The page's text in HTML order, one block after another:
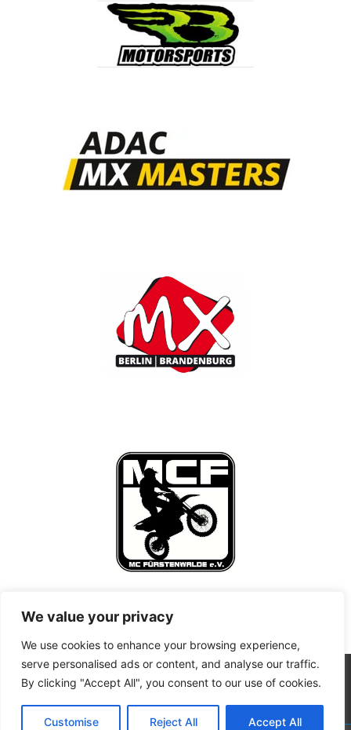
We value your privacy
We use cookies to enhance your browsing experience,
serve personalised ads or content, and analyse our traffic.
By clicking "Accept All", you consent to our use of cookies.
Customise Reject All Accept All